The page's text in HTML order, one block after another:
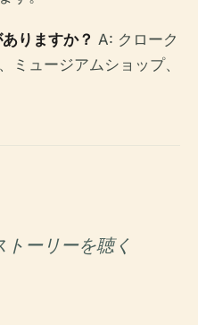
りますか？ A: クローク
ミュージアムショップ、
ーリーを聴く